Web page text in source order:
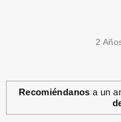
2
Recomiéndanos a un